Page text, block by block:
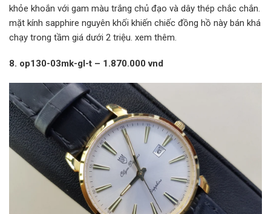
khỏe khoắn với gam màu trắng chủ đạo và dây thép chắc chắn.
mặt kính sapphire nguyên khối khiến chiếc đồng hồ này bán khá
chạy trong tầm giá dưới 2 triệu. xem thêm.
8. op130-03mk-gl-t – 1.870.000 vnd